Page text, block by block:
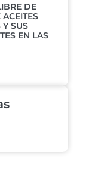
DE
Y SUS
EN LAS